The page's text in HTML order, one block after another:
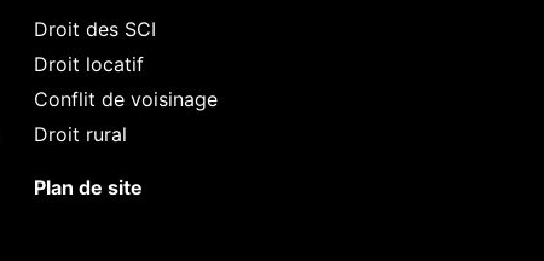
Droit des SCI
Droit locatif
Conflit de voisinage
Droit rural
Plan de site